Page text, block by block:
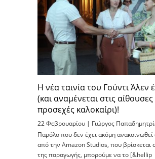
Η νέα ταινία του Γούντι Άλεν
(και αναμένεται στις αίθουσες
προσεχές καλοκαίρι)!
22 Φεβρουαρίου | Γιώργος
Παρόλο που δεν έχει ακόμη ανακοινωθεί
από την Amazon Studios, που βρίσκεται
της παραγωγής, μπορούμε να το [&hellip